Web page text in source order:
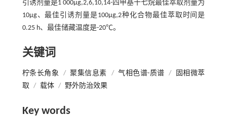
引诱剂量是1 000µg,2,6,10,14-四甲基十七烷最佳萃取剂量为
10µg、最佳引诱剂量是100µg,2种化合物最佳萃取时间是
0.25 h、最佳储藏温度是-20℃。
关键词
柠条长角象 / 聚集信息素 / 气相色谱-质谱 /
固相微萃
取 / 载体 / 野外防治效果
Key words